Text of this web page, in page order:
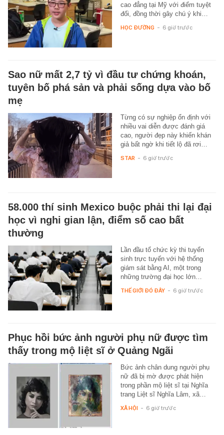
cao đẳng tại Mỹ với điểm tuyệt
đối, đồng thời gây chú ý khi…
HỌC ĐƯỜNG - 6 giờ trước
Sao nữ mất 2,7 tỷ vì đầu tư chứng khoán,
tuyên bố phá sản và phải sống dựa vào bố
mẹ
Từng có sự nghiệp ổn định với
nhiều vai diễn được đánh giá
cao, người đẹp này khiến khán
giả bất ngờ khi tiết lộ đã rơi…
STAR - 6 giờ trước
58.000 thí sinh Mexico buộc phải thi lại đại
học vì nghi gian lận, điểm số cao bất
thường
Lần đầu tổ chức kỳ thi tuyển
sinh trực tuyến với hệ thống
giám sát bằng AI, một trong
những trường đại học lớn…
THẾ GIỚI ĐÓ ĐÂY - 6 giờ trước
Phục hồi bức ảnh người phụ nữ được tìm
thấy trong mộ liệt sĩ ở Quảng Ngãi
Bức ảnh chân dung người phụ
nữ đã bị mờ được phát hiện
trong phần mộ liệt sĩ tại Nghĩa
trang Liệt sĩ Nghĩa Lâm, xã…
XÃ HỘI - 6 giờ trước